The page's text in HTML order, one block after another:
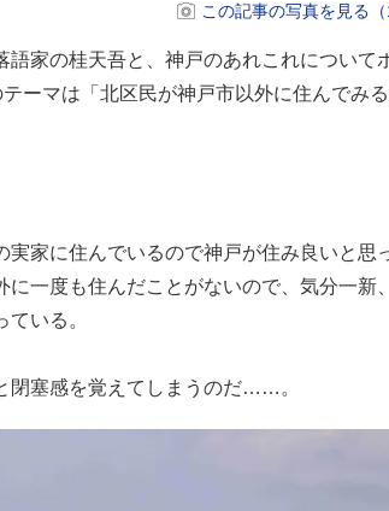
この記事の写真を見る（
家の桂天吾と、神戸のあれこれについて
ーマは「北区民が神戸市以外に住んでみる
家に住んでいるので神戸が住み良いと思
一度も住んだことがないので、気分一新
いる。
閉塞感を覚えてしまうのだ……。